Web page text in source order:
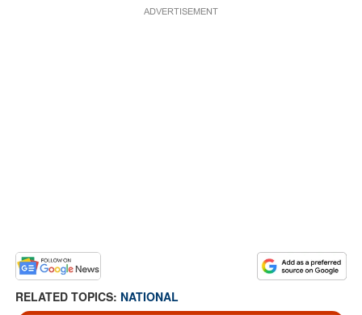
ADVERTISEMENT
RELATED TOPICS: NATIONAL